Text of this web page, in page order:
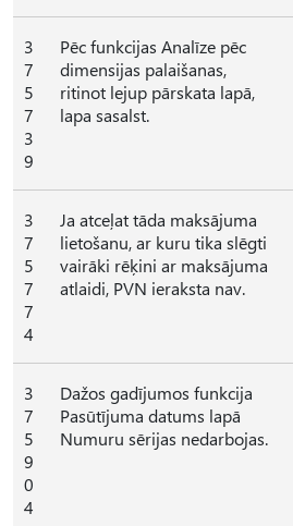
3
7
5
7
3
9
Pēc funkcijas Analīze pēc
dimensijas palaišanas,
ritinot lejup pārskata lapā,
lapa sasalst.
3
7
5
7
7
4
Ja atceļat tāda maksājuma
lietošanu, ar kuru tika slēgti
vairāki rēķini ar maksājuma
atlaidi, PVN ieraksta nav.
3
7
5
9
0
4
Dažos gadījumos funkcija
Pasūtījuma datums lapā
Numuru sērijas nedarbojas.